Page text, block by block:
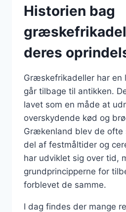
Historien bag
deres
Græskefrikadeller har en
går tilbage til antikken.
lavet som en måde at
overskydende kød og
Grækenland blev de ofte
del af festmåltider og
har udviklet sig over tid,
grundprincipperne for
forblevet de samme.
I dag findes der mange